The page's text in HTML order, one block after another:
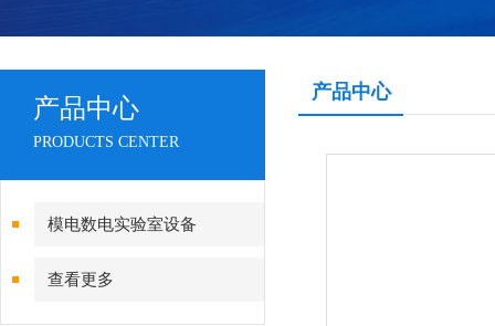
产品中心
PRODUCTS CENTER
模电数电实验室设备
查看更多
产品中心